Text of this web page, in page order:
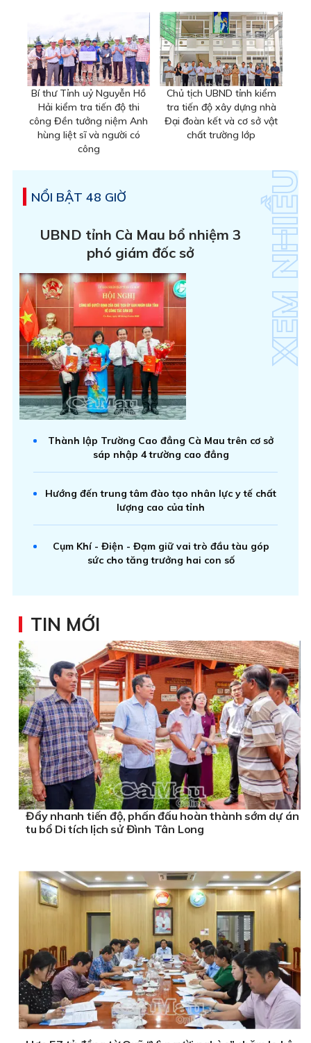
Bí thư Tỉnh uỷ Nguyễn Hồ
Hải kiểm tra tiến độ thi
công Đền tưởng niệm Anh
hùng liệt sĩ và người có
công
Chủ tịch UBND tỉnh kiểm
tra tiến độ xây dựng nhà
Đại đoàn kết và cơ sở vật
chất trường lớp
NỔI BẬT 48 GIỜ
UBND tỉnh Cà Mau bổ nhiệm 3
phó giám đốc sở
Thành lập Trường Cao đẳng Cà Mau trên cơ sở
sáp nhập 4 trường cao đẳng
Hướng đến trung tâm đào tạo nhân lực y tế chất
lượng cao của tỉnh
Cụm Khí - Điện - Đạm giữ vai trò đầu tàu góp
sức cho tăng trưởng hai con số
TIN MỚI
Đẩy nhanh tiến độ, phấn đấu hoàn thành sớm dự án
tu bổ Di tích lịch sử Đình Tân Long